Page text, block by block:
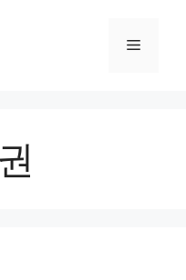
메